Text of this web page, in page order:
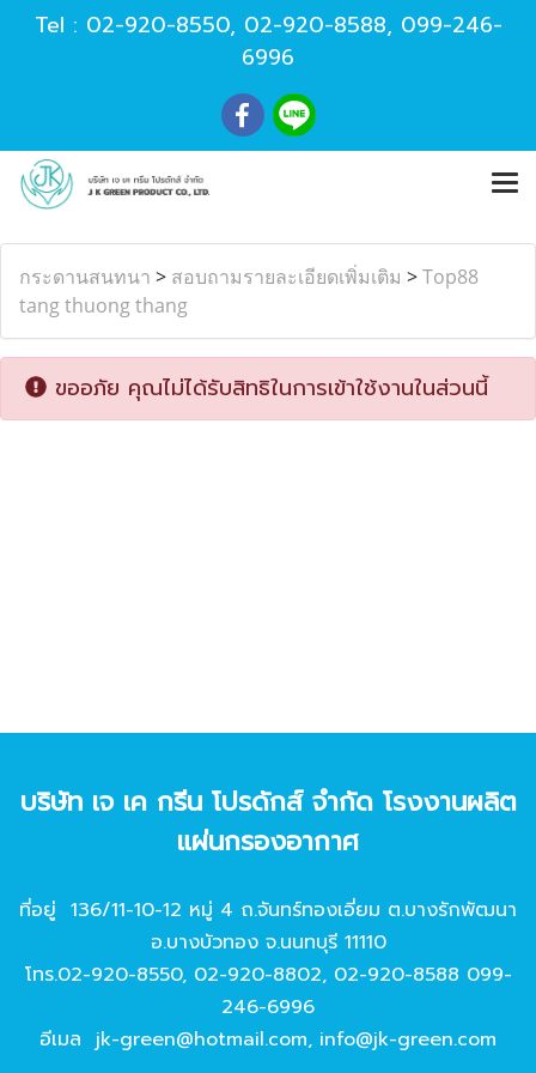
Tel : 02-920-8550, 02-920-8588, 099-246-
6996
กระดานสนทนา > สอบถามรายละเอียดเพิ่มเติม >Top88
tang thuong thang
ขออภัย คุณไม่ได้รับสิทธิในการเข้าใช้งานในส่วนนี้
บริษัท เจ เค กรีน โปรดักส์ จํากัด โรงงานผลิต
แผ่นกรองอากาศ
ที่อยู่ 136/11-10-12 หมู่ 4 ถ.จันทร์ทองเอี่ยม ต.บางรักพัฒนา
อ.บางบัวทอง จ.นนทบุรี 11110
โทร.02-920-8550, 02-920-8802, 02-920-8588 099-
246-6996
อีเมล jk-green@hotmail.com, info@jk-green.com